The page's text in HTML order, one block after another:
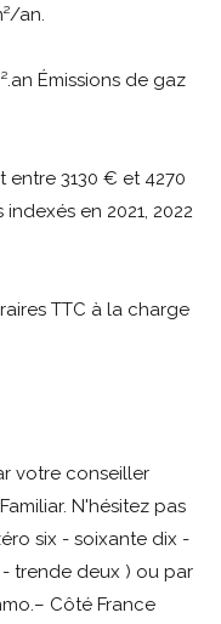
an.
Émissions de gaz
3130 € et 4270
en 2021, 2022
TTC à la charge
votre conseiller
N'hésitez pas
six - soixante dix -
trende deux ) ou par
Côté France